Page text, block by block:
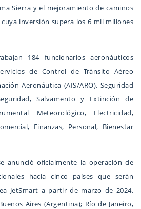
Sierra y el mejoramiento de caminos
inversión supera los 6 mil millones
184 funcionarios aeronáuticos
de Control de Tránsito Aéreo
Aeronáutica (AIS/ARO), Seguridad
Salvamento y Extinción de
Meteorológico, Electricidad,
Finanzas, Personal, Bienestar
anunció oficialmente la operación de
hacia cinco países que serán
JetSmart a partir de marzo de 2024.
Aires (Argentina); Río de Janeiro,